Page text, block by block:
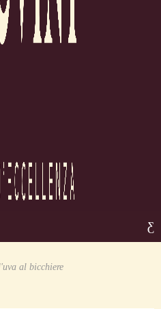
al bicchiere